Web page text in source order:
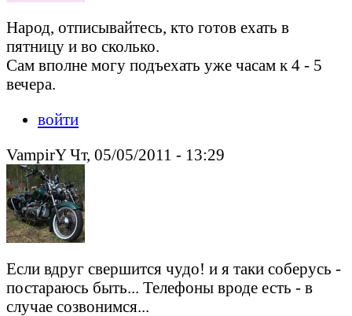
Народ, отписывайтесь, кто готов ехать в
пятницу и во сколько.
Сам вполне могу подъехать уже часам к 4 - 5
вечера.
войти
VampirY Чт, 05/05/2011 - 13:29
Если вдруг свершится чудо! и я таки соберусь -
постараюсь быть... Телефоны вроде есть - в
случае созвонимся...